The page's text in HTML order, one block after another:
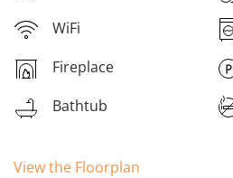
WiFi
Fireplace
Bathtub
View the Floorplan